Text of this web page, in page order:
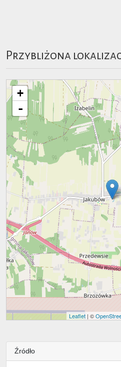
Przybliżona
+
-
Leaflet | ©
Źródło